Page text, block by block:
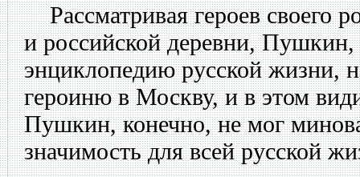
Рассматривая героев своего
и российской деревни, Пушкин,
энциклопедию русской жизни,
героиню в Москву, и в этом
Пушкин, конечно, не мог
значимость для всей русской